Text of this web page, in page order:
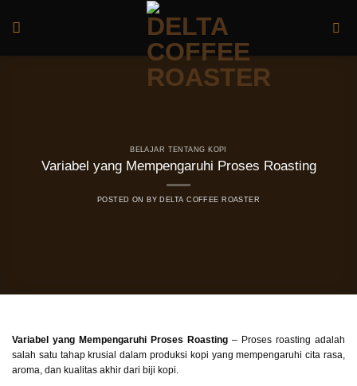
BELAJAR TENTANG KOPI
Variabel yang Mempengaruhi Proses Roasting
POSTED ON BY DELTA COFFEE ROASTER
Variabel yang Mempengaruhi Proses Roasting – Proses roasting adalah
salah satu tahap krusial dalam produksi kopi yang mempengaruhi cita rasa,
aroma, dan kualitas akhir dari biji kopi.